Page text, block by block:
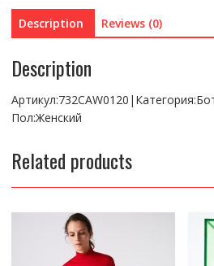
Description Reviews (0)
Description
Пол:Женский
Related products